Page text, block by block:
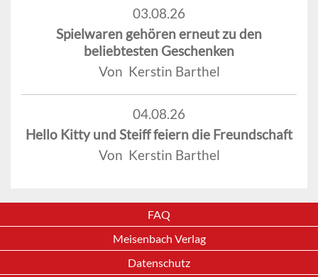
03.08.26
Spielwaren gehören erneut zu den
beliebtesten Geschenken
Von Kerstin Barthel
04.08.26
Hello Kitty und Steiff feiern die Freundschaft
Von Kerstin Barthel
FAQ
Meisenbach Verlag
Datenschutz